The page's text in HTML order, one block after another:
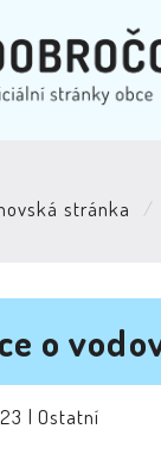
stránka
o
| Ostatní